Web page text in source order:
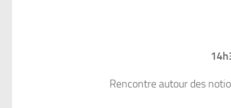
Rencontre autour des